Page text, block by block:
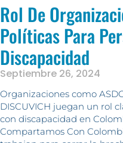
Rol De
Políticas Para
Discapacidad
Septiembre 26, 2024
Organizaciones como
DISCUVICH juegan un rol
con discapacidad en
Compartamos Con